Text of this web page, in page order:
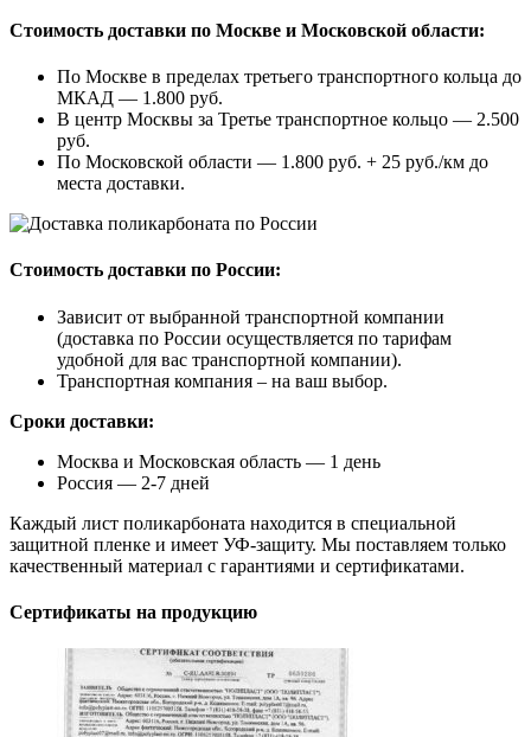
Стоимость доставки по Москве и Московской области:
По Москве в пределах третьего транспортного кольца до
МКАД — 1.800 руб.
В центр Москвы за Третье транспортное кольцо — 2.500
руб.
По Московской области — 1.800 руб. + 25 руб./км до
места доставки.
Стоимость доставки по России:
Зависит от выбранной транспортной компании
(доставка по России осуществляется по тарифам
удобной для вас транспортной компании).
Транспортная компания – на ваш выбор.
Сроки доставки:
Москва и Московская область — 1 день
Россия — 2-7 дней
Каждый лист поликарбоната находится в специальной
защитной пленке и имеет УФ-защиту. Мы поставляем только
качественный материал с гарантиями и сертификатами.
Сертификаты на продукцию